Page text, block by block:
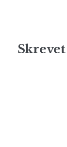
Skrevet